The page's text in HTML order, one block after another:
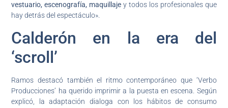
vestuario, escenografía, maquillaje y todos los profesionales que
hay detrás del espectáculo».
Calderón en la era del
‘scroll’
Ramos destacó también el ritmo contemporáneo que ‘Verbo
Producciones’ ha querido imprimir a la puesta en escena. Según
explicó, la adaptación dialoga con los hábitos de consumo